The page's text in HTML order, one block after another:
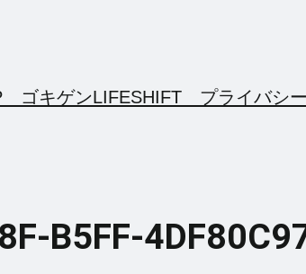
ゴキゲンLIFESHIFT プライバシ
B5FF-